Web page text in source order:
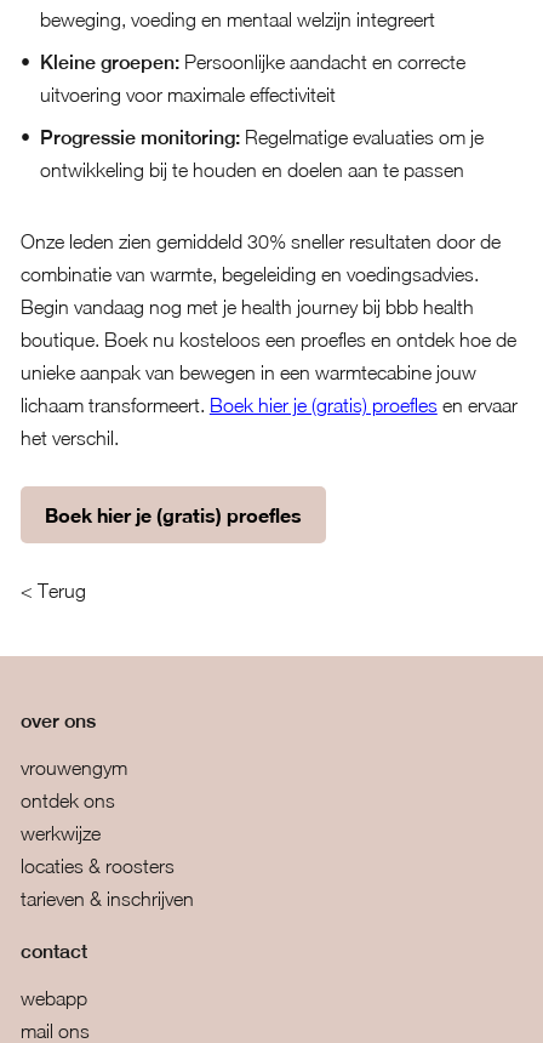
beweging, voeding en mentaal welzijn integreert
Kleine groepen:Persoonlijke aandacht en correcte
uitvoering voor maximale effectiviteit
Progressie monitoring:Regelmatige evaluaties om je
ontwikkeling bij te houden en doelen aan te passen
Onze leden zien gemiddeld 30% sneller resultaten door de
combinatie van warmte, begeleiding en voedingsadvies.
Begin vandaag nog met je health journey bij bbb health
boutique. Boek nu kosteloos een proefles en ontdek hoe de
unieke aanpak van bewegen in een warmtecabine jouw
lichaam transformeert. Boek hier je (gratis) proeflesen ervaar
het verschil.
Boek hier je (gratis) proefles
< Terug
over ons
vrouwengym
ontdek ons
werkwijze
locaties & roosters
tarieven & inschrijven
contact
webapp
mail ons